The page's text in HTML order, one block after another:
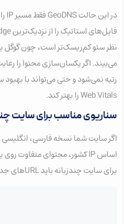
Web Vitals را بهتر کند.
سناریوی مناسب برای سایت
اگر سایت شما نسخه فارسی، انگلیسی
برای سایت چندزبانه باید URLهای جدا داشته باشید. برای مثال: